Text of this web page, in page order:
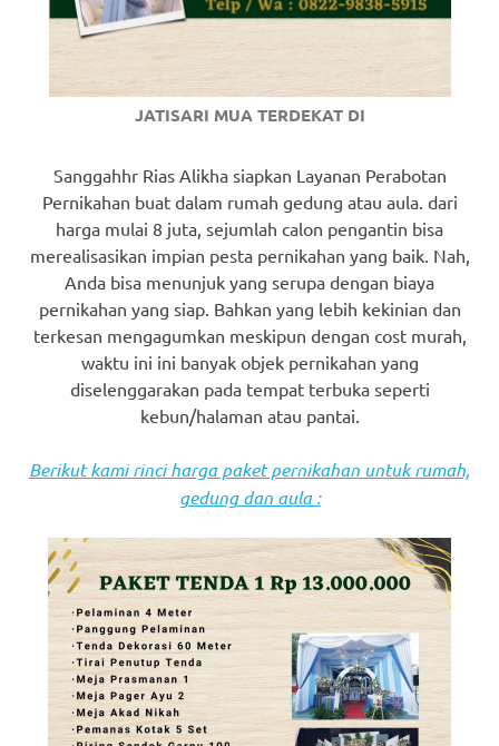
JATISARI MUA TERDEKAT DI
Sanggahhr Rias Alikha siapkan Layanan Perabotan
Pernikahan buat dalam rumah gedung atau aula. dari
harga mulai 8 juta, sejumlah calon pengantin bisa
merealisasikan impian pesta pernikahan yang baik. Nah,
Anda bisa menunjuk yang serupa dengan biaya
pernikahan yang siap. Bahkan yang lebih kekinian dan
terkesan mengagumkan meskipun dengan cost murah,
waktu ini ini banyak objek pernikahan yang
diselenggarakan pada tempat terbuka seperti
kebun/halaman atau pantai.
Berikut kami rinci harga paket pernikahan untuk rumah,
gedung dan aula :